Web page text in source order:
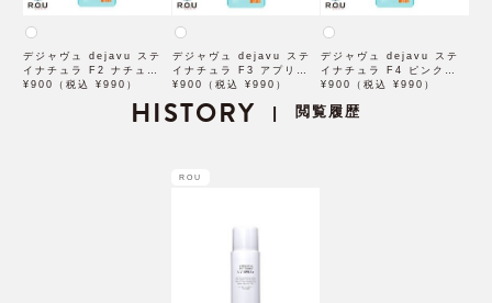
デジャヴュ dejavu ステ
イナチュラ F2 ナチュラル
ブラウン【アイブロウ】
¥900（税込 ¥990）
デジャヴュ dejavu ステ
イナチュラ F3 アプリコッ
トブラウン【アイブロウ】
¥900（税込 ¥990）
デジャヴュ dejavu ステ
イナチュラ F4 ピンクベー
ジュ【アイブロウ】【イミ
¥900（税込 ¥990）
HISTORY | 閲覧履歴
ROU